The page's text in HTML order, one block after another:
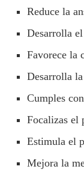
Reduce la
Desarrolla
Favorece la
Desarrolla
Cumples
Focalizas el
Estimula el
Mejora la